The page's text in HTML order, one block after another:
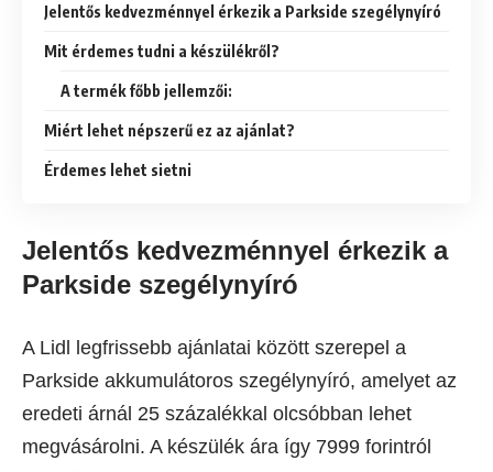
Jelentős kedvezménnyel érkezik a Parkside szegélynyíró
Mit érdemes tudni a készülékről?
A termék főbb jellemzői:
Miért lehet népszerű ez az ajánlat?
Érdemes lehet sietni
Jelentős kedvezménnyel érkezik a
Parkside szegélynyíró
A Lidl legfrissebb ajánlatai között szerepel a
Parkside akkumulátoros szegélynyíró, amelyet az
eredeti árnál 25 százalékkal olcsóbban lehet
megvásárolni. A készülék ára így 7999 forintról